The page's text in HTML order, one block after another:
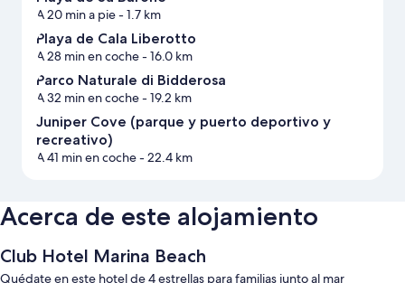
A 20 min a pie- 1.7 km
Playa de Cala Liberotto
A 28 min en coche- 16.0 km
Parco Naturale di Bidderosa
A 32 min en coche- 19.2 km
Juniper Cove (parque y puerto deportivo y
recreativo)
A 41 min en coche- 22.4 km
Acerca de este alojamiento
Club Hotel Marina Beach
Quédate en este hotel de 4 estrellas para familias junto al mar